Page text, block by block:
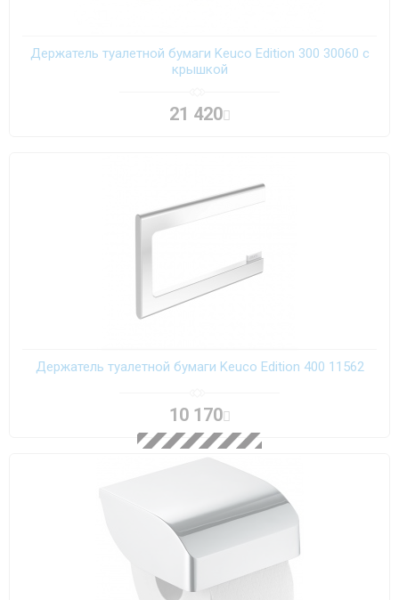
Держатель туалетной бумаги Keuco Edition 300 30060 с
крышкой
21 420
Держатель туалетной бумаги Keuco Edition 400 11562
10 170